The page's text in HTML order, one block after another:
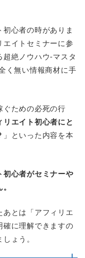
心者の時がありま
エイトセミナーに参
絶ノウハウ-マスタ
く無い情報商材に手
ぐための必死の行
リエイト初心者にと
」といった内容を本
初心者がセミナーや
あとは「アフィリエ
確に理解できますの
ょう。